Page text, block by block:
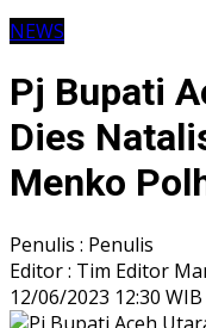
NEWS
Pj Bupati
Dies
Menko
Penulis : Penulis
Editor : Tim Editor
12/06/2023 12:30 WIB